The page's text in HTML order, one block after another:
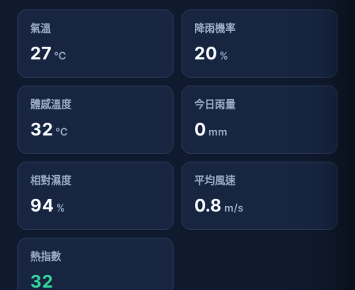
氣溫
27 ℃
降雨機率
20 %
體感溫度
32 ℃
今日雨量
0 mm
相對濕度
94 %
平均風速
0.8 m/s
熱指數
32